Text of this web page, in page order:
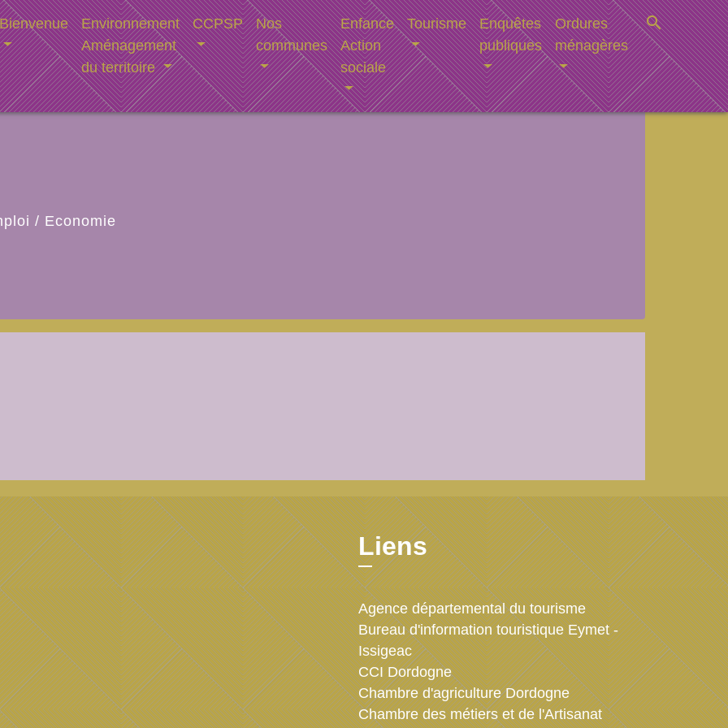
Bienvenue
Environnement
Aménagement
du territoire
CCPSP
Nos
communes
Enfance
Action
sociale
Tourisme
Enquêtes
publiques
Ordures
ménagères
search
/ Economie
Liens
Agence départemental du tourisme
Bureau d'information touristique Eymet -
Issigeac
CCI Dordogne
Chambre d'agriculture Dordogne
Chambre des métiers et de l'Artisanat